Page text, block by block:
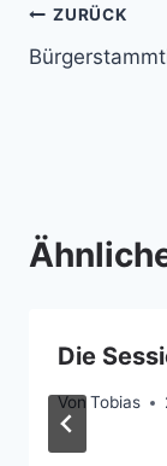
ZURÜCK
Die
VonTobias